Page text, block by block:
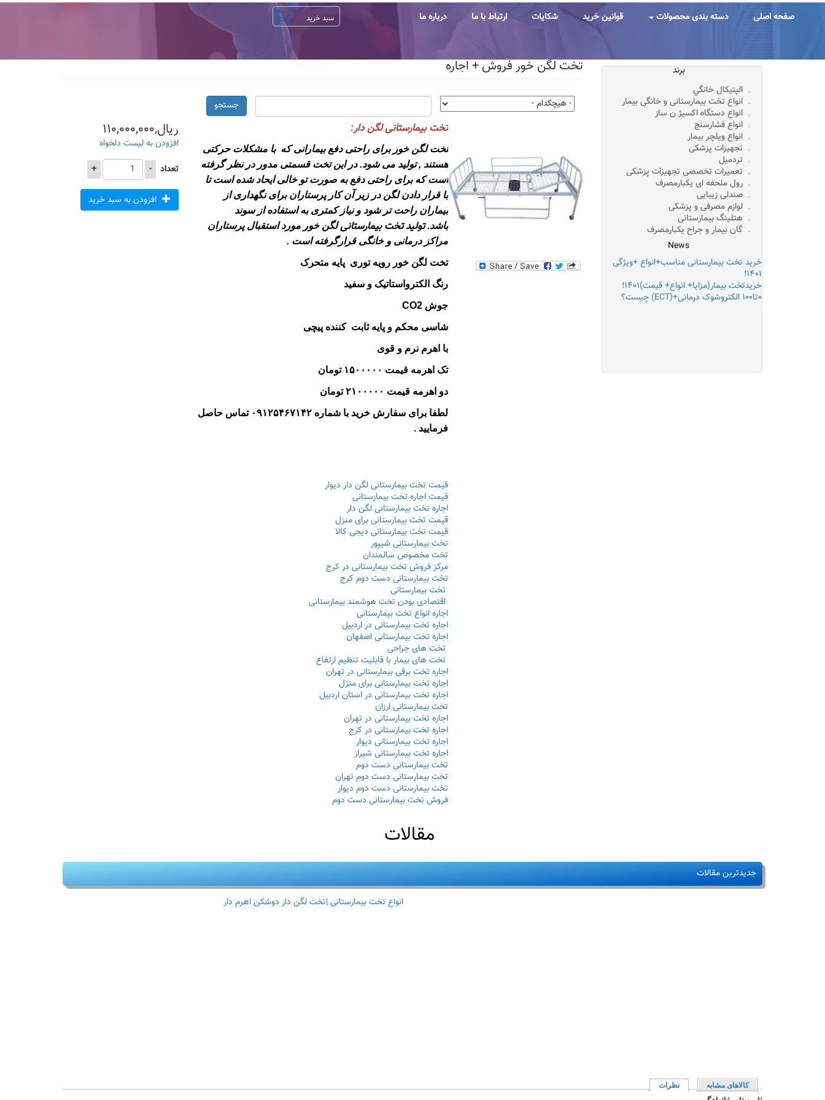
رفتن
صفحه اصلی دسته بندی محصولات قوانین خرید شکایات ارتباط با ما درباره ما
تخت لگن خور فروش + اجاره
جستجو
ریال,۱۱۰,۰۰۰,۰۰۰
افزودن به لیست دلخواه
تعداد
-
+
افزودن به سبد خرید
تخت بیمارستانی لگن دار:
تخت لگن خور برای راحتی دفع بیمارانی که با مشکلات حرکتی
هستند , تولید می شود. در این تخت قسمتی مدور در نظر گرفته
است که برای راحتی دفع به صورت تو خالی ایحاد شده است تا
با قرار دادن لگن در زیر آن کار پرستاران برای نگهداری از
بیماران راحت تر شود و نیاز کمتری به استفاده از سوند
باشد.تولید تخت بیمارستانی لگن خور مورد استقبال پرستاران
مراکز درمانی و خانگی قرارگرفته است .
تخت لگن خور رویه توری پایه متحرک
رنگ الکترواستاتیک و سفید
جوش CO2
شاسی محکم و پایه ثابت کننده پیچی
با اهرم نرم و قوی
تک اهرمه قیمت ۱۵۰۰۰۰۰ تومان
دو اهرمه قیمت ۲۱۰۰۰۰۰ تومان
لطفا برای سفارش خرید با شماره ۰۹۱۲۵۴۶۷۱۴۲ تماس حاصل
فرمایید .
قیمت تخت بیمارستانی لگن دار دیوار
قیمت اجاره تخت بیمارستانی
اجاره تخت بیمارستانی لگن دار
قیمت تخت بیمارستانی برای منزل
قیمت تخت بیمارستانی دیجی کالا
تخت بیمارستانی شیپور
تخت مخصوص سالمندان
مرکز فروش تخت بیمارستانی در کرج
تخت بیمارستانی دست دوم کرج
تخت بیمارستانی
اقتصادی بودن تخت هوشمند بیمارستانی
اجاره انواع تخت بیمارستانی
اجاره تخت بیمارستانی در اردبیل
اجاره تخت بیمارستانی اصفهان
تخت های جراحی
تخت های بیمار با قابلیت تنظیم ارتفاع
اجاره تخت برقی بیمارستانی در تهران
اجاره تخت بیمارستانی برای منزل
اجاره تخت بیمارستانی در استان اردبیل
تخت بیمارستانی ارزان
اجاره تخت بیمارستانی در تهران
اجاره تخت بیمارستانی در کرج
اجاره تخت بیمارستانی دیوار
اجاره تخت بیمارستانی شیراز
تخت بیمارستانی دست دوم
تخت بیمارستانی دست دوم تهران
تخت بیمارستانی دست دوم دیوار
فروش تخت بیمارستانی دست دوم
برند
الپتيکال خانگي
انواع تخت بیمارستانی و خانگی بیمار
انواع دستگاه اکسیژ ن ساز
انواع فشارسنج
انواع ویلچر بیمار
تجهیزات پزشکی
تردمیل
تعمیرات تخصصی تجهیزات پزشکی
رول ملحفه ای یکبارمصرف
صندلی زیبایی
لوازم مصرفی و پزشکی
هتلینگ بیمارستانی
گان بیمار و جراح یکبارمصرف
News
خرید تخت بیمارستانی مناسب+انواع +ویژگی
۱۴۰۱!
خریدتخت بیمار(مزایا+ انواع+ قیمت)۱۴۰۱!
۰تا۱۰۰ الکتروشوک درمانی+(ECT) چیست؟
مقالات
جدیدترین مقالات
انواع تخت بیمارستانی |تخت لگن دار دوشکن اهرم دار
کالاهای مشابه نظرات